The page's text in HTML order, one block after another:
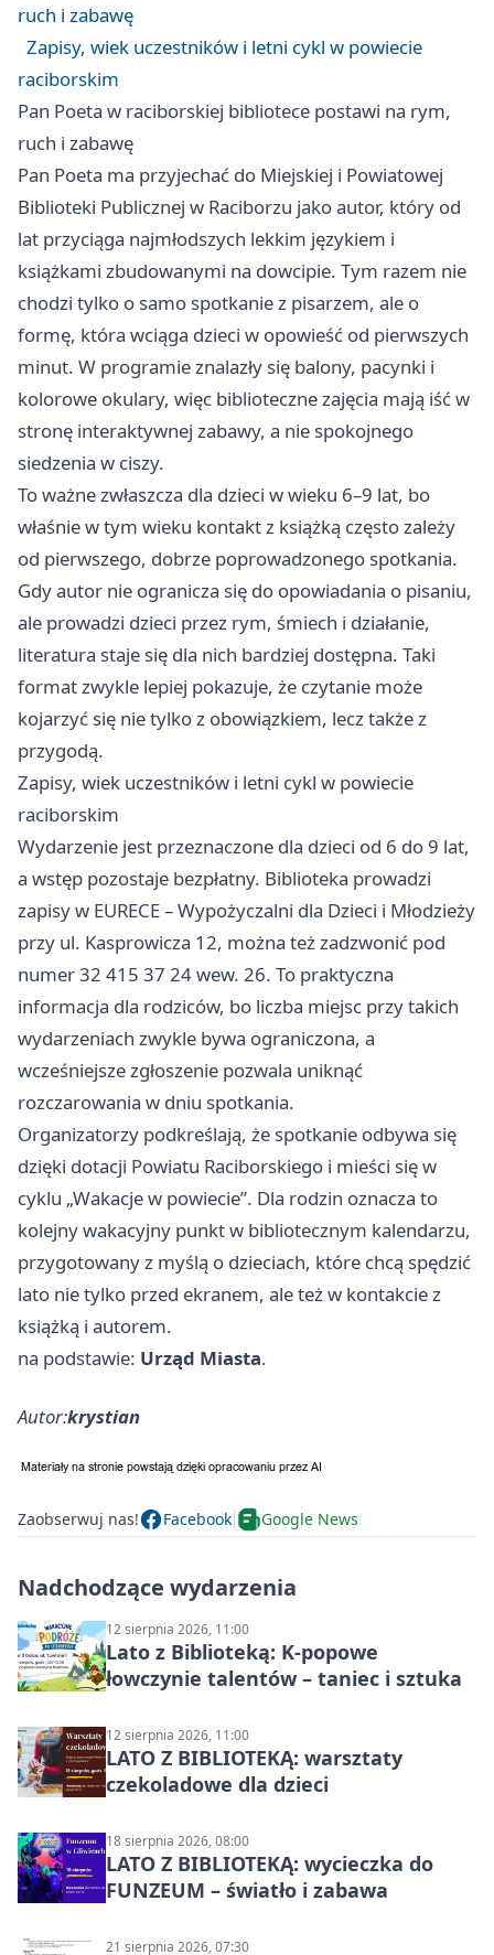
ruch i zabawę
Zapisy, wiek uczestników i letni cykl w powiecie
raciborskim
Pan Poeta w raciborskiej bibliotece postawi na rym,
ruch i zabawę
Pan Poeta ma przyjechać do Miejskiej i Powiatowej
Biblioteki Publicznej w Raciborzu jako autor, który od
lat przyciąga najmłodszych lekkim językiem i
książkami zbudowanymi na dowcipie. Tym razem nie
chodzi tylko o samo spotkanie z pisarzem, ale o
formę, która wciąga dzieci w opowieść od pierwszych
minut. W programie znalazły się balony, pacynki i
kolorowe okulary, więc biblioteczne zajęcia mają iść w
stronę interaktywnej zabawy, a nie spokojnego
siedzenia w ciszy.
To ważne zwłaszcza dla dzieci w wieku 6–9 lat, bo
właśnie w tym wieku kontakt z książką często zależy
od pierwszego, dobrze poprowadzonego spotkania.
Gdy autor nie ogranicza się do opowiadania o pisaniu,
ale prowadzi dzieci przez rym, śmiech i działanie,
literatura staje się dla nich bardziej dostępna. Taki
format zwykle lepiej pokazuje, że czytanie może
kojarzyć się nie tylko z obowiązkiem, lecz także z
przygodą.
Zapisy, wiek uczestników i letni cykl w powiecie
raciborskim
Wydarzenie jest przeznaczone dla dzieci od 6 do 9 lat,
a wstęp pozostaje bezpłatny. Biblioteka prowadzi
zapisy w EURECE – Wypożyczalni dla Dzieci i Młodzieży
przy ul. Kasprowicza 12, można też zadzwonić pod
numer 32 415 37 24 wew. 26. To praktyczna
informacja dla rodziców, bo liczba miejsc przy takich
wydarzeniach zwykle bywa ograniczona, a
wcześniejsze zgłoszenie pozwala uniknąć
rozczarowania w dniu spotkania.
Organizatorzy podkreślają, że spotkanie odbywa się
dzięki dotacji Powiatu Raciborskiego i mieści się w
cyklu „Wakacje w powiecie”. Dla rodzin oznacza to
kolejny wakacyjny punkt w bibliotecznym kalendarzu,
przygotowany z myślą o dzieciach, które chcą spędzić
lato nie tylko przed ekranem, ale też w kontakcie z
książką i autorem.
na podstawie: Urząd Miasta.
Autor:krystian
Zaobserwuj nas! Facebook Google News
Nadchodzące wydarzenia
12 sierpnia 2026, 11:00
Lato z Biblioteką: K-popowe
łowczynie talentów – taniec i sztuka
12 sierpnia 2026, 11:00
LATO Z BIBLIOTEKĄ: warsztaty
czekoladowe dla dzieci
18 sierpnia 2026, 08:00
LATO Z BIBLIOTEKĄ: wycieczka do
FUNZEUM – światło i zabawa
21 sierpnia 2026, 07:30